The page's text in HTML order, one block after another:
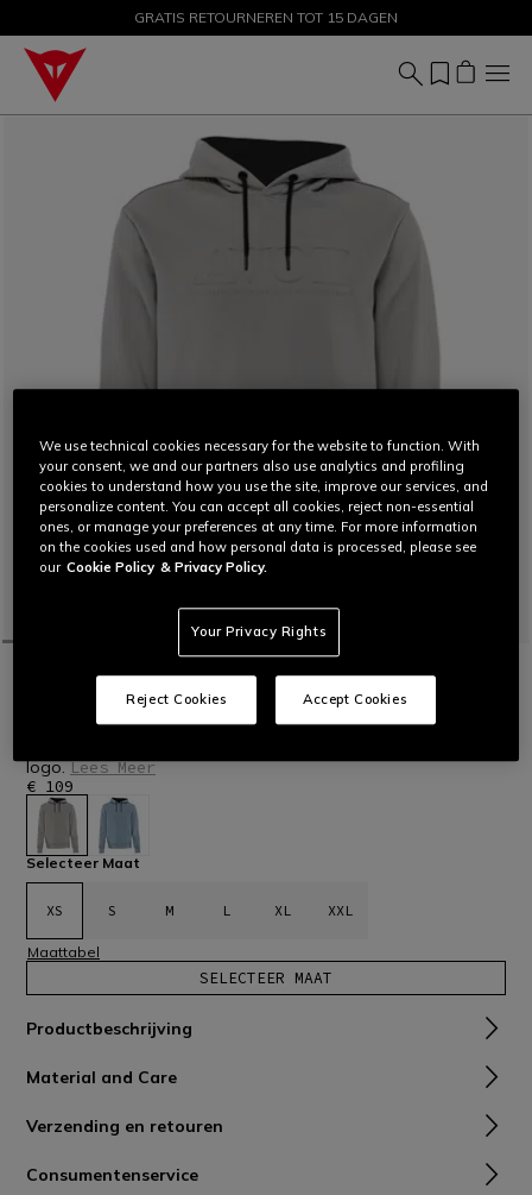
PROMOTIES TOT 50% – SHOP NU
GRATIS RETOURNEREN TOT 15 DAGEN
HOMEPAGINA MOTOR HEREN CASUAL KLEDING
SWEATSHIRTS
HOODIE LOGO - KATOEN
logo.Lees Meer
€ 109
geselecteerd
Selecteer Maat
XS S M L XL XXL
Maattabel
SELECTEER MAAT
Productbeschrijving
Material and Care
Verzending en retouren
Consumentenservice
We use technical cookies necessary for the website to function. With
your consent, we and our partners also use analytics and profiling
cookies to understand how you use the site, improve our services, and
personalize content. You can accept all cookies, reject non-essential
ones, or manage your preferences at any time. For more information
on the cookies used and how personal data is processed, please see
our Cookie Policy & Privacy Policy.
Your Privacy Rights
Reject Cookies Accept Cookies